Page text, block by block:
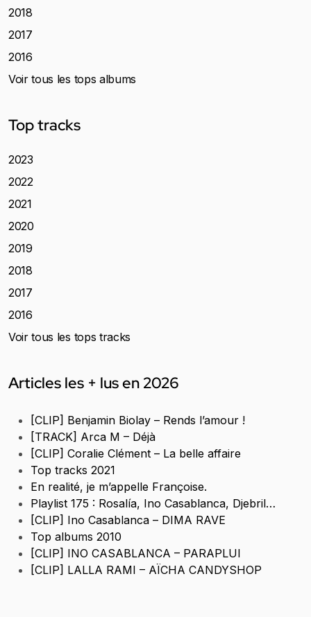
2018
2017
2016
Voir tous les tops albums
Top tracks
2023
2022
2021
2020
2019
2018
2017
2016
Voir tous les tops tracks
Articles les + lus en 2026
[CLIP] Benjamin Biolay – Rends l’amour !
[TRACK] Arca M – Déjà
[CLIP] Coralie Clément – La belle affaire
Top tracks 2021
En realité, je m’appelle Françoise.
Playlist 175 : Rosalía, Ino Casablanca, Djebril…
[CLIP] Ino Casablanca – DIMA RAVE
Top albums 2010
[CLIP] INO CASABLANCA – PARAPLUI
[CLIP] LALLA RAMI – AÏCHA CANDYSHOP